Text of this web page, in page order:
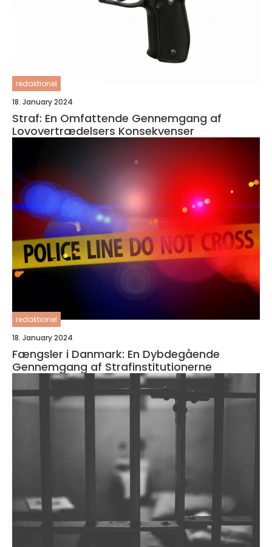
redaktionel
18. January 2024
Straf: En Omfattende Gennemgang af
Lovovertrædelsers Konsekvenser
redaktionel
18. January 2024
Fængsler i Danmark: En Dybdegående
Gennemgang af Strafinstitutionerne